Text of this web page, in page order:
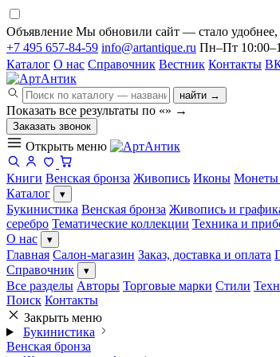
Объявление Мы обновили сайт — стало удобнее,
+7 495 657-84-59 info@artantique.ru Пн–Пт
Каталог О нас Справочник Вестник Контакты
найти →
Показать все результаты по «» →
Заказать звонок
Открыть меню
Книги Венская бронза Живопись Иконы Монеты
Каталог
▾
Букинистика Венская бронза Живопись и
серебро Тематические коллекции Техника и
О нас
▾
Главная Салон-магазин Заказ, доставка и оплата
Справочник
▾
Все разделы Авторы Торговые марки Стили
Поиск Контакты
Закрыть меню
Букинистика
Венская бронза